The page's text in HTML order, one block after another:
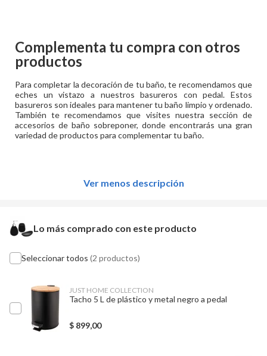
Complementa tu compra con otros
productos
Para completar la decoración de tu baño, te recomendamos que
eches un vistazo a nuestros basureros con pedal. Estos
basureros son ideales para mantener tu baño limpio y ordenado.
También te recomendamos que visites nuestra sección de
accesorios de baño sobreponer, donde encontrarás una gran
variedad de productos para complementar tu baño.
Ver menos descripción
Lo más comprado con este producto
Seleccionar todos (2 productos)
JUST HOME COLLECTION
Tacho 5 L de plástico y metal negro a pedal
$ 899,00